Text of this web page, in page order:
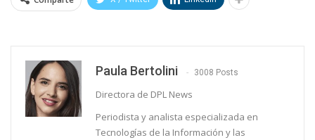
Paula Bertolini 3008 Posts
Directora de DPL News
Periodista y analista especializada en
Tecnologías de la Información y las